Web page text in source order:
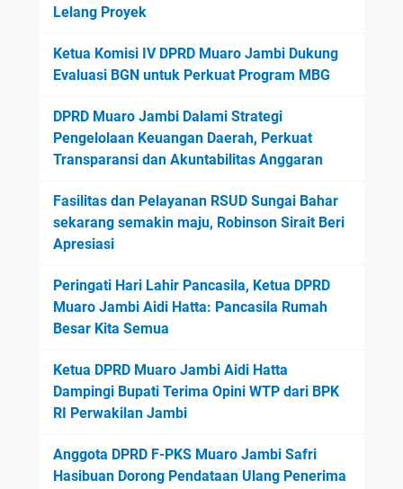
Lelang Proyek
Ketua Komisi IV DPRD Muaro Jambi Dukung
Evaluasi BGN untuk Perkuat Program MBG
DPRD Muaro Jambi Dalami Strategi
Pengelolaan Keuangan Daerah, Perkuat
Transparansi dan Akuntabilitas Anggaran
Fasilitas dan Pelayanan RSUD Sungai Bahar
sekarang semakin maju, Robinson Sirait Beri
Apresiasi
Peringati Hari Lahir Pancasila, Ketua DPRD
Muaro Jambi Aidi Hatta: Pancasila Rumah
Besar Kita Semua
Ketua DPRD Muaro Jambi Aidi Hatta
Dampingi Bupati Terima Opini WTP dari BPK
RI Perwakilan Jambi
Anggota DPRD F-PKS Muaro Jambi Safri
Hasibuan Dorong Pendataan Ulang Penerima